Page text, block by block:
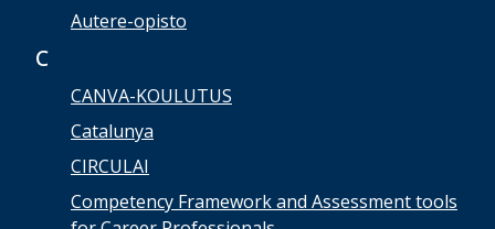
Autere-opisto
C
CANVA-KOULUTUS
Catalunya
CIRCULAI
Competency Framework and Assessment tools